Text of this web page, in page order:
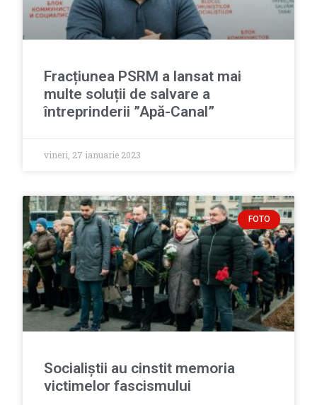
Fracțiunea PSRM a lansat mai
multe soluții de salvare a
întreprinderii ”Apă-Canal”
vineri, 27 ianuarie 2023
FOTO
Socialiștii au cinstit memoria
victimelor fascismului